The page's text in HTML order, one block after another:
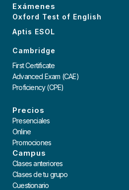
Exámenes
Oxford Test of English
Aptis ESOL
Cambridge
First Certificate
Advanced Exam (CAE)
Proficiency (CPE)
Precios
Presenciales
Online
Promociones
Campus
Clases anteriores
Clases de tu grupo
Cuestionario